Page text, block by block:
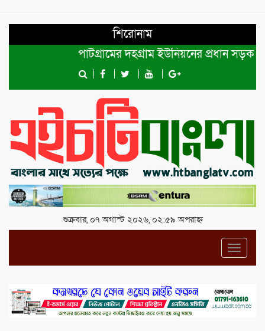
শিরোনাম
পাটগ্রামের দহগ্রাম ইউনিয়নের প্রধান সড়ক ভেঙ্গে
শুক্রবার, ০৭ অগাস্ট ২০২৬, ০২:৫৯ অপরাহ্ন